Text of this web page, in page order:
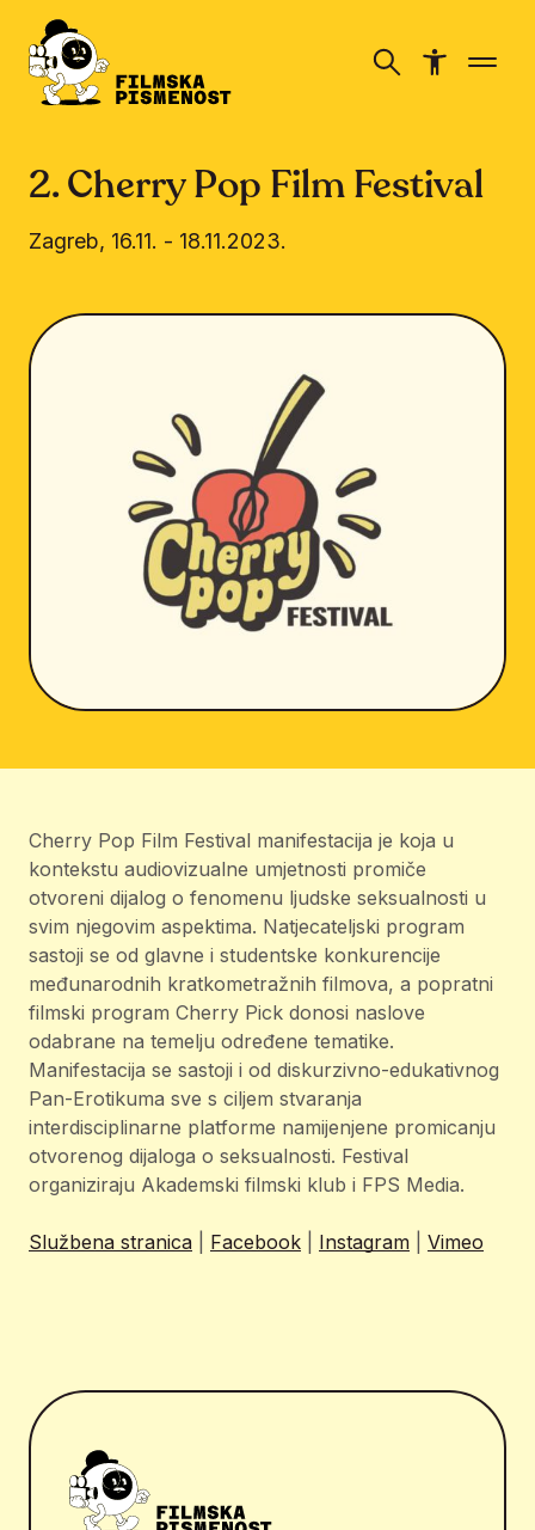
2. Cherry Pop Film Festival
Zagreb, 16.11. - 18.11.2023.
Cherry Pop Film Festival manifestacija je koja u
kontekstu audiovizualne umjetnosti promiče
otvoreni dijalog o fenomenu ljudske seksualnosti u
svim njegovim aspektima. Natjecateljski program
sastoji se od glavne i studentske konkurencije
međunarodnih kratkometražnih filmova, a popratni
filmski program Cherry Pick donosi naslove
odabrane na temelju određene tematike.
Manifestacija se sastoji i od diskurzivno-edukativnog
Pan-Erotikuma sve s ciljem stvaranja
interdisciplinarne platforme namijenjene promicanju
otvorenog dijaloga o seksualnosti. Festival
organiziraju Akademski filmski klub i FPS Media.
Službena stranica Facebook Instagram Vimeo